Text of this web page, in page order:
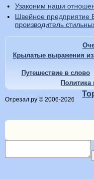
Узаконим наши
Швейное предприятие
производитель
Крылатые выражения из
Путешествие в слово
Политика
Отрезал.ру © 2006-2026